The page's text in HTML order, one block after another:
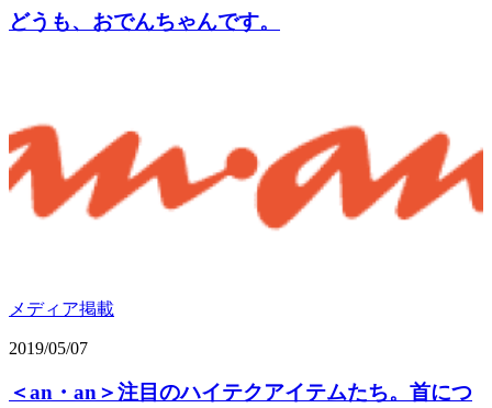
どうも、おでんちゃんです。
メディア掲載
2019/05/07
＜an・an＞注目のハイテクアイテムたち。首につ